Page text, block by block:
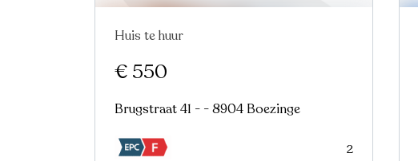
Nieuw
Huis te huur
€ 550
Brugstraat 41 - - 8904 Boezinge
2